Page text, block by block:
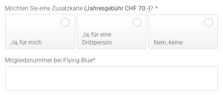
Möchten Sie eine Zusatzkarte(Jahresgebühr CHF 70.-)? *
Ja, für mich
Ja, für eine
Drittperson
Nein, keine
Mitgliedsnummer bei Flying Blue*